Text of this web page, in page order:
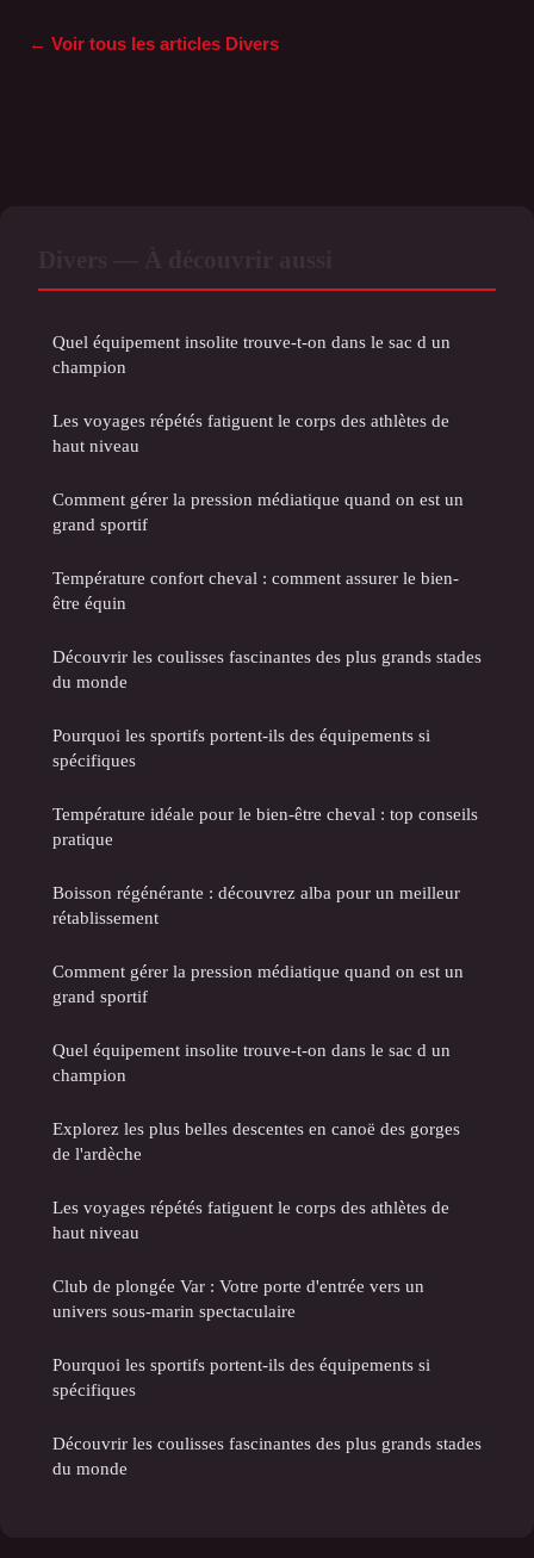
← Voir tous les articles Divers
Quel équipement insolite trouve-t-on dans le sac d un
champion
Les voyages répétés fatiguent le corps des athlètes de
haut niveau
Comment gérer la pression médiatique quand on est un
grand sportif
Température confort cheval : comment assurer le bien-
être équin
Découvrir les coulisses fascinantes des plus grands stades
du monde
Pourquoi les sportifs portent-ils des équipements si
spécifiques
Température idéale pour le bien-être cheval : top conseils
pratique
Boisson régénérante : découvrez alba pour un meilleur
rétablissement
Comment gérer la pression médiatique quand on est un
grand sportif
Quel équipement insolite trouve-t-on dans le sac d un
champion
Explorez les plus belles descentes en canoë des gorges
de l'ardèche
Les voyages répétés fatiguent le corps des athlètes de
haut niveau
Club de plongée Var : Votre porte d'entrée vers un
univers sous-marin spectaculaire
Pourquoi les sportifs portent-ils des équipements si
spécifiques
Découvrir les coulisses fascinantes des plus grands stades
du monde